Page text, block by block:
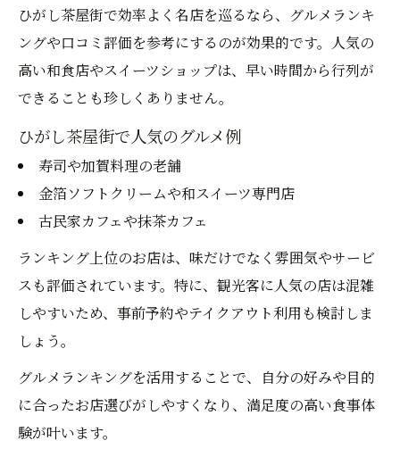
方
ひがし茶屋街で迷わないマップ活用術
ひがし茶屋街の食べ歩き満喫ポイント総まとめ
ひがし茶屋街食べ歩きで外さないポイント
グルメ・スイーツ・お土産満喫の秘訣
ひがし茶屋街で失敗しない食べ歩きの工夫
食べ歩きマップで巡るひがし茶屋街まとめ
おすすめグルメを効率よく楽しむコツ
ひがし茶屋街で効率よく名店を巡るなら、グルメランキ
ングや口コミ評価を参考にするのが効果的です。人気の
高い和食店やスイーツショップは、早い時間から行列が
できることも珍しくありません。
ひがし茶屋街で人気のグルメ例
寿司や加賀料理の老舗
金箔ソフトクリームや和スイーツ専門店
古民家カフェや抹茶カフェ
ランキング上位のお店は、味だけでなく雰囲気やサービ
スも評価されています。特に、観光客に人気の店は混雑
しやすいため、事前予約やテイクアウト利用も検討しま
しょう。
グルメランキングを活用することで、自分の好みや目的
に合ったお店選びがしやすくなり、満足度の高い食事体
験が叶います。